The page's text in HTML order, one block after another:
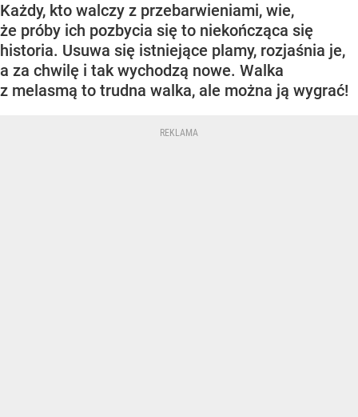
Każdy, kto walczy z przebarwieniami, wie,
że próby ich pozbycia się to niekończąca się
historia. Usuwa się istniejące plamy, rozjaśnia je,
a za chwilę i tak wychodzą nowe. Walka
z melasmą to trudna walka, ale można ją wygrać!